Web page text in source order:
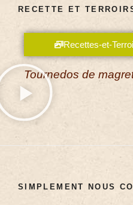
RECETTE ET
Recettes-et-
Tournedos de
SIMPLEMENT NOUS